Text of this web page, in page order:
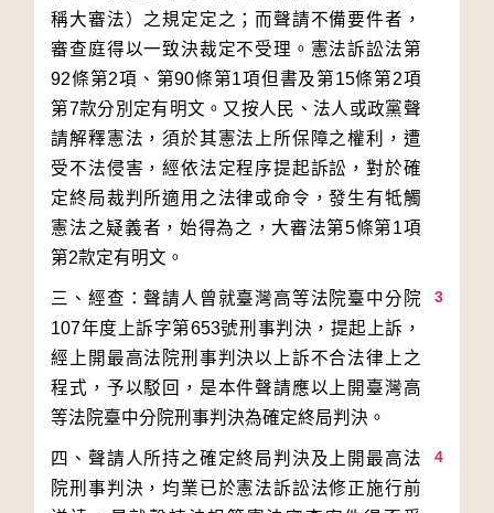
稱大審法）之規定定之；而聲請不備要件者，
審查庭得以一致決裁定不受理。憲法訴訟法第
92條第2項、第90條第1項但書及第15條第2項
第7款分別定有明文。又按人民、法人或政黨聲
請解釋憲法，須於其憲法上所保障之權利，遭
受不法侵害，經依法定程序提起訴訟，對於確
定終局裁判所適用之法律或命令，發生有牴觸
憲法之疑義者，始得為之，大審法第5條第1項
3
三、經查：聲請人曾就臺灣高等法院臺中分院
107年度上訴字第653號刑事判決，提起上訴，
經上開最高法院刑事判決以上訴不合法律上之
程式，予以駁回，是本件聲請應以上開臺灣高
4
四、聲請人所持之確定終局判決及上開最高法
院刑事判決，均業已於憲法訴訟法修正施行前